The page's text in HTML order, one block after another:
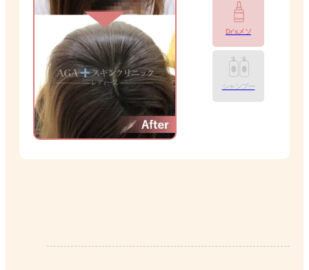
Dr’sメソ
シャンプー